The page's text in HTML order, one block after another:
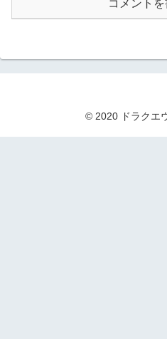
コメント
© 2020 ドラクエ